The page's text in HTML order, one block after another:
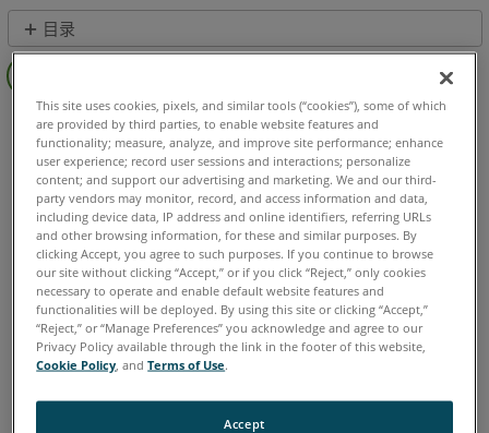
另
存
为
PDF
目录
辐
污
染
和
您
的
FARO
保
修
FaroArm/ScanArm Quantum X.S
Quantum X.M
Quantum X.E Quantum S Max Quantum M Max
Quantum E Max
Gage Max Quantum S Quantum M
Quantum E Gage Edge Fusion Prime Platinum
Legacy Quantum
Titanium Advantage
激光掃描儀
Blink
3D激光掃描儀 Focus Core Focus Premium
Focus Premium Max Focus S Focus S Plus Focus M
Focus3D Focus3D X Focus3D X HDR Focus3D S Photon
This site uses cookies, pixels, and similar tools (“cookies”), some of which
are provided by third parties, to enable website features and
functionality; measure, analyze, and improve site performance; enhance
user experience; record user sessions and interactions; personalize
content; and support our advertising and marketing. We and our third-
party vendors may monitor, record, and access information and data,
including device data, IP address and online identifiers, referring URLs
and other browsing information, for these and similar purposes. By
clicking Accept, you agree to such purposes. If you continue to browse
our site without clicking “Accept,” or if you click “Reject,” only cookies
necessary to operate and enable default website features and
functionalities will be deployed. By using this site or clicking “Accept,”
“Reject,” or “Manage Preferences” you acknowledge and agree to our
Privacy Policy available through the link in the footer of this website,
Cookie Policy , andTerms of Use.
Accept